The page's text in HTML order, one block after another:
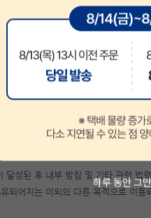
하루 동안 그
기합니다. 회사의 개인정보 파기절
성된 후 내부 방침 및 기타 관련
되어지는 이외의 다른 목적으로 이용